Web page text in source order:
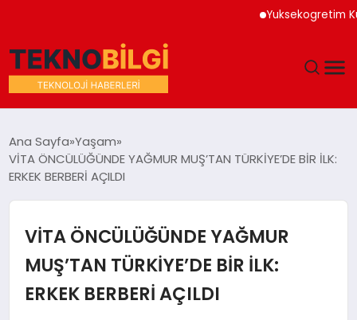
Yuksekogretim Kurumu
DÜNYA
MAGAZIN
Ana Sayfa Yaşam
VİTA ÖNCÜLÜĞÜNDE YAĞMUR MUŞ’TAN TÜRKİYE’DE BİR İLK:
ERKEK BERBERİ AÇILDI
VİTA ÖNCÜLÜĞÜNDE YAĞMUR
MUŞ’TAN TÜRKİYE’DE BİR İLK:
ERKEK BERBERİ AÇILDI